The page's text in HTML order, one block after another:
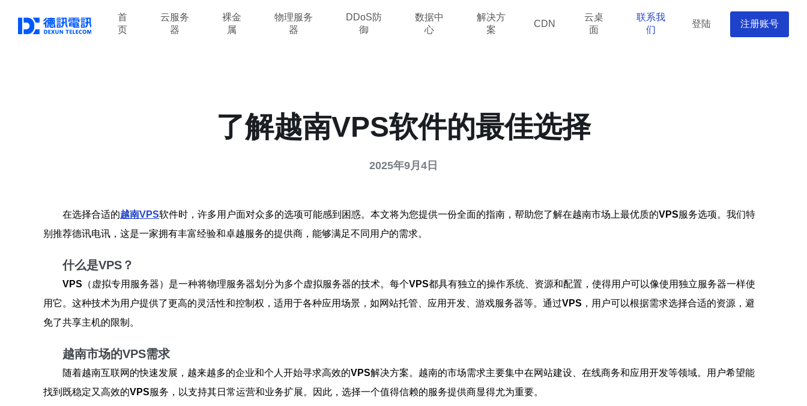
首
页
云服务
器
裸金
属
物理服务
器
DDoS防
御
数据中
心
解决方
案
CDN
云桌
面
联系我
们
登陆 注册账号
了解越南VPS软件的最佳选择
2025年9月4日
在选择合适的越南VPS软件时，许多用户面对众多的选项可能感到困惑。本文将为您提供一份全面的指南，帮助您了解在越南市场上最优质的VPS服务选项。我们特
别推荐德讯电讯，这是一家拥有丰富经验和卓越服务的提供商，能够满足不同用户的需求。
什么是VPS？
VPS （虚拟专用服务器）是一种将物理服务器划分为多个虚拟服务器的技术。每个VPS都具有独立的操作系统、资源和配置，使得用户可以像使用独立服务器一样使
用它。这种技术为用户提供了更高的灵活性和控制权，适用于各种应用场景，如网站托管、应用开发、游戏服务器等。通过VPS ，用户可以根据需求选择合适的资源，避
免了共享主机的限制。
越南市场的VPS需求
随着越南互联网的快速发展，越来越多的企业和个人开始寻求高效的VPS解决方案。越南的市场需求主要集中在网站建设、在线商务和应用开发等领域。用户希望能
找到既稳定又高效的VPS服务，以支持其日常运营和业务扩展。因此，选择一个值得信赖的服务提供商显得尤为重要。